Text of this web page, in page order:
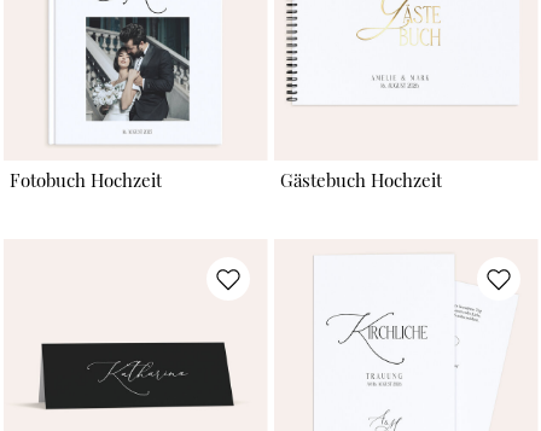
Fotobuch Hochzeit Gästebuch Hochzeit